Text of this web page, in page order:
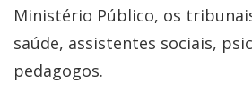
Ministério Público, os
saúde, assistentes sociais,
pedagogos.